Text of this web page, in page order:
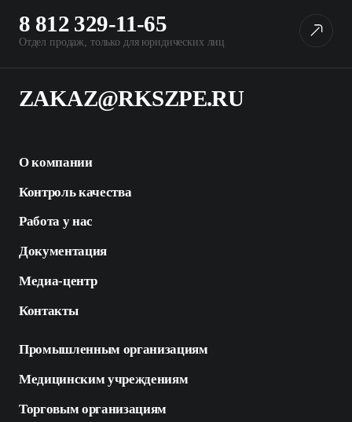
8 812 329-11-65
Отдел продаж, только для юридических лиц
ZAKAZ@RKSZPE.RU
О компании
Контроль качества
Работа у нас
Документация
Медиа-центр
Контакты
Промышленным организациям
Медицинским учреждениям
Торговым организациям